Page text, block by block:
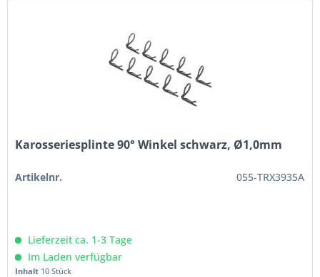
Karosseriesplinte 90° Winkel schwarz, Ø1,0mm
Artikelnr. 055-TRX3935A
Lieferzeit ca. 1-3 Tage
Im Laden verfügbar
Inhalt 10 Stück